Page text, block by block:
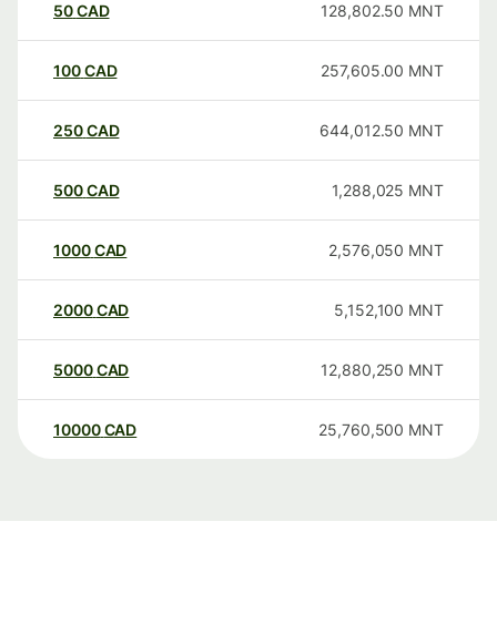
50CAD 128,802.50 MNT
100CAD 257,605.00 MNT
250CAD 644,012.50 MNT
500CAD 1,288,025 MNT
1000CAD 2,576,050 MNT
2000CAD 5,152,100 MNT
5000CAD 12,880,250 MNT
10000 CAD 25,760,500 MNT